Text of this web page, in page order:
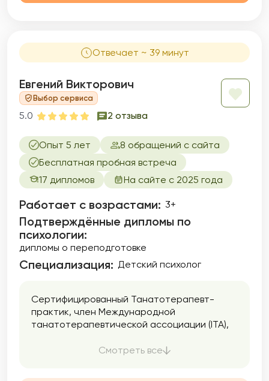
Отвечает ~ 39 минут
Евгений Викторович
Выбор сервиса
5.0 2 отзыва
Опыт 5 лет
8 обращений с сайта
Бесплатная пробная встреча
17 дипломов
На сайте с 2025 года
Работает с возрастами: 3+
Подтверждённые дипломы по
психологии:
дипломы о переподготовке
Специализация: Детский психолог
Сертифицированный Танатотерапевт-
практик, член Международной
танатотерапевтической ассоциации (ITA),
Люблю свою работу и стремлюсь в ней быть
Смотреть все